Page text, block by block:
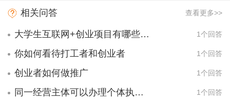
相关问答 查看更多>>
大学生互联网+创业项目有哪些项目？ 1个回答
你如何看待打工者和创业者 1个回答
创业者如何做推广 1个回答
同一经营主体可以办理个体执照又办理公司执照吗 1个回答